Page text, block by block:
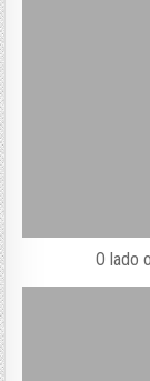
O lado